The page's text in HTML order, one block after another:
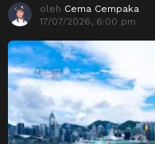
oleh Cema Cempaka
17/07/2026, 6:00 pm